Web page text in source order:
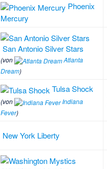
Phoenix
Mercury
San Antonio Silver Stars
(von
Atlanta
Dream)
Tulsa Shock
(von
Indiana
Fever)
New York Liberty